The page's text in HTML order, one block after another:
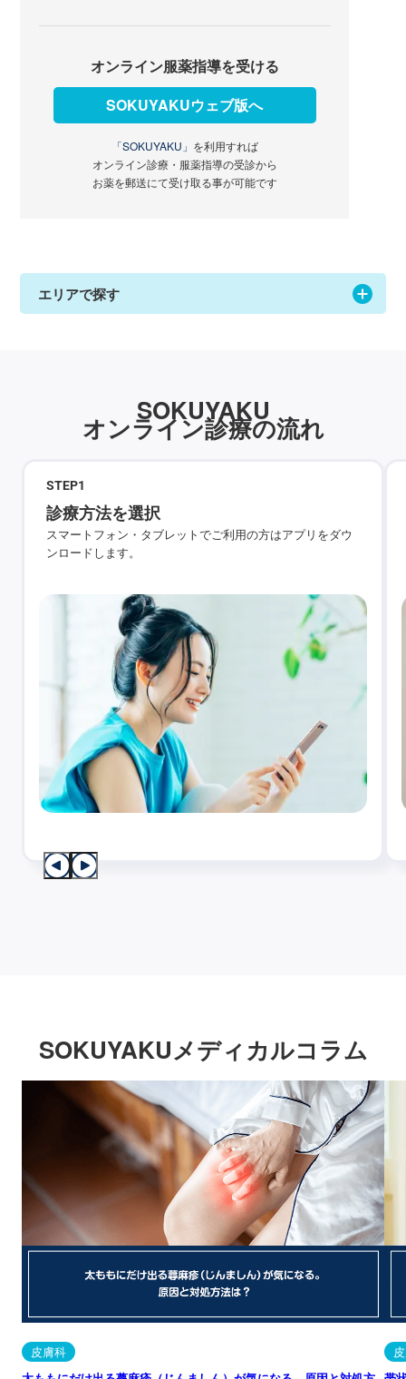
オンライン服薬指導を受ける
SOKUYAKUウェブ版へ
「SOKUYAKU」 を利用すれば
オンライン診療・服薬指導の受診から
お薬を郵送にて受け取る事が可能です
エリアで探す
SOKUYAKU
オンライン診療の流れ
STEP1
診療方法を選択
スマートフォン・タブレットでご利用の方はアプリをダウ
ンロードします。
SOKUYAKUメディカルコラム
皮膚科